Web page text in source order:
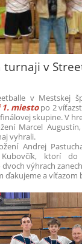
turnaji v
v Mestskej
miestopo 2
skupine. V
Marcel
vyhrali.
Andrej
ktorí do
výhrach
ďakujeme a víťazom